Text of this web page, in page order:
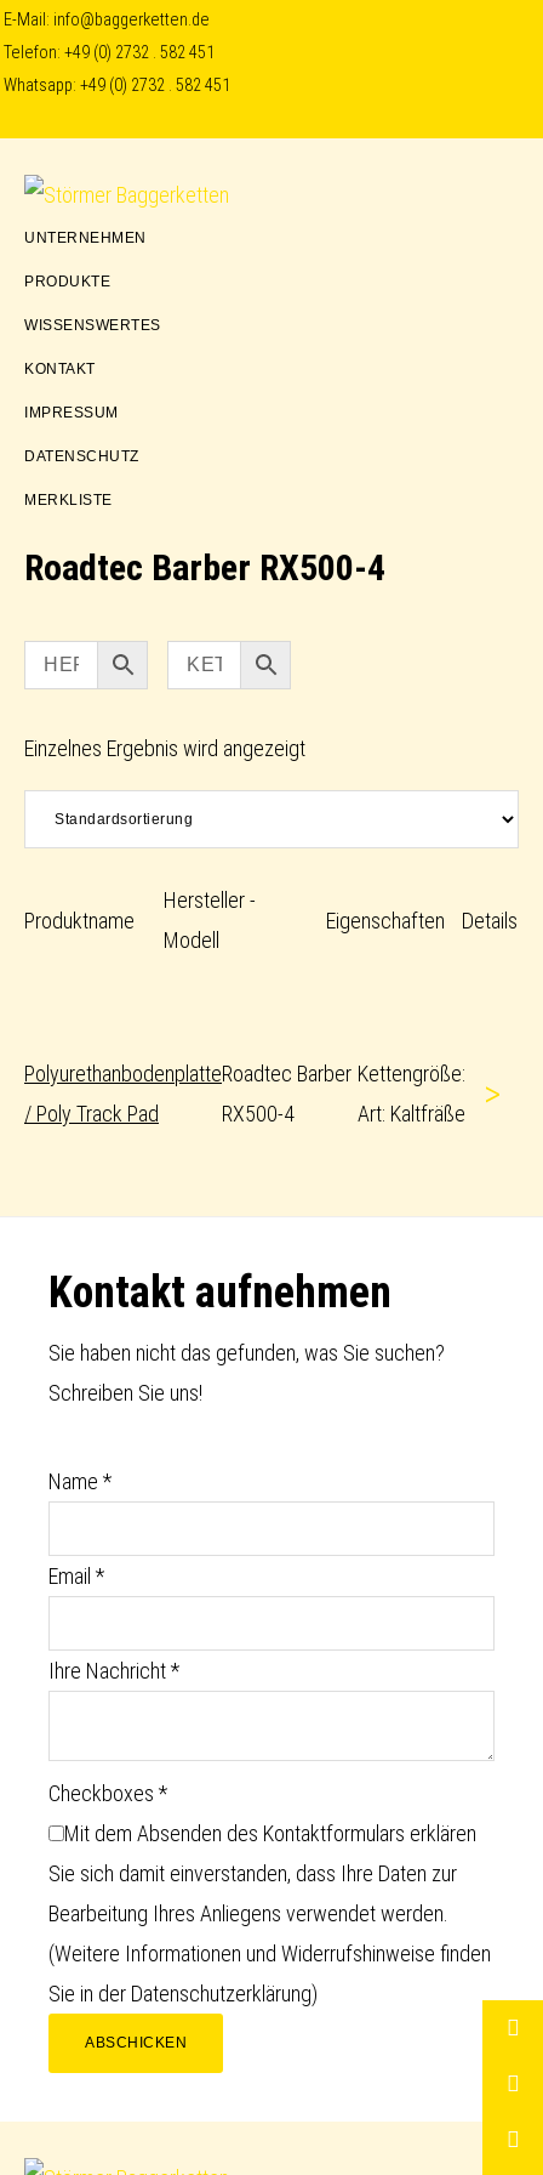
Skip
to
primary
navigation
Skip
to
content
Skip
to
E-Mail: info@baggerketten.de
Telefon:+49 (0) 2732 . 582 451
Whatsapp:+49 (0) 2732 . 582 451
Störmer
UNTERNEHMEN
PRODUKTE
WISSENSWERTES
KONTAKT
IMPRESSUM
DATENSCHUTZ
MERKLISTE
Roadtec Barber RX500-4
Einzelnes Ergebnis wird angezeigt
Produktname
Hersteller -
Modell
Eigenschaften Details
Polyurethanbodenplatte
/ Poly Track Pad
Roadtec Barber
RX500-4
Kettengröße:
Art: Kaltfräße
>
Footer
Kontakt aufnehmen
Sie haben nicht das gefunden, was Sie suchen?
Schreiben Sie uns!
Name *
Email *
Ihre Nachricht*
Checkboxes *
Mit dem Absenden des Kontaktformulars erklären
Sie sich damit einverstanden, dass Ihre Daten zur
Bearbeitung Ihres Anliegens verwendet werden.
(Weitere Informationen und Widerrufshinweise finden
Sie in der Datenschutzerklärung)
ABSCHICKEN